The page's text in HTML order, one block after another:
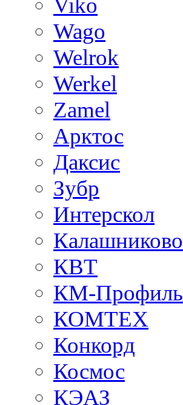
Viko
Wago
Welrok
Werkel
Zamel
Арктос
Даксис
Зубр
Интерскол
Калашниково
КВТ
КМ-Профиль
КОМТЕХ
Конкорд
Космос
КЭАЗ